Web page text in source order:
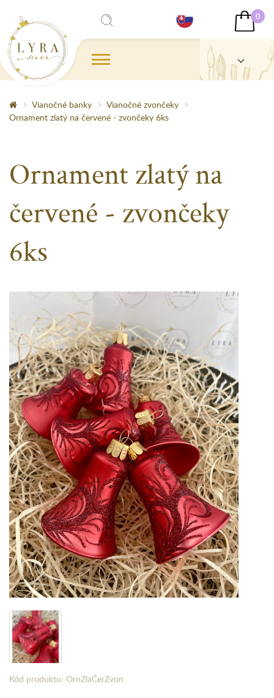
0
Vianočné banky
Vianočné zvončeky
Ornament zlatý na červené - zvončeky 6ks
Ornament zlatý na
červené - zvončeky
6ks
Kód produktu: OrnZlaČerZvon